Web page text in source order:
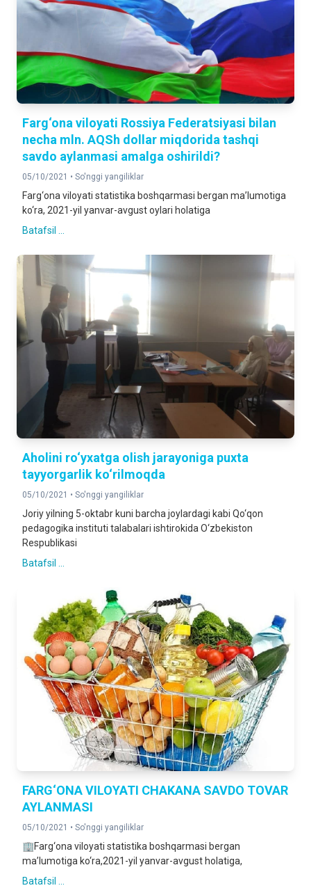
Farg‘ona viloyati Rossiya Federatsiyasi bilan
necha mln. AQSh dollar miqdorida tashqi
savdo aylanmasi amalga oshirildi?
05/10/2021 • So'nggi yangiliklar
Farg‘ona viloyati statistika boshqarmasi bergan ma’lumotiga
ko‘ra, 2021-yil yanvar-avgust oylari holatiga
Batafsil ...
Aholini ro‘yxatga olish jarayoniga puxta
tayyorgarlik ko‘rilmoqda
05/10/2021 • So'nggi yangiliklar
Joriy yilning 5-oktabr kuni barcha joylardagi kabi Qo‘qon
pedagogika instituti talabalari ishtirokida O‘zbekiston
Respublikasi
Batafsil ...
FARG‘ONA VILOYATI CHAKANA SAVDO TOVAR
AYLANMASI
05/10/2021 • So'nggi yangiliklar
🏢Farg‘ona viloyati statistika boshqarmasi bergan
ma’lumotiga ko‘ra,2021-yil yanvar-avgust holatiga,
Batafsil ...